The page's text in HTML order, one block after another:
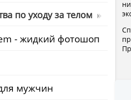
по уходу за телом
- жидкий фотошоп
мужчин